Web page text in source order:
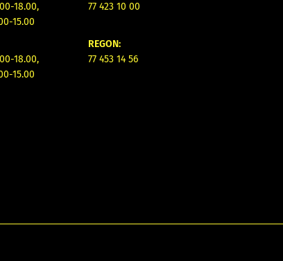
18.00,
15.00
18.00,
15.00
77 423 10 00
REGON:
77 453 14 56